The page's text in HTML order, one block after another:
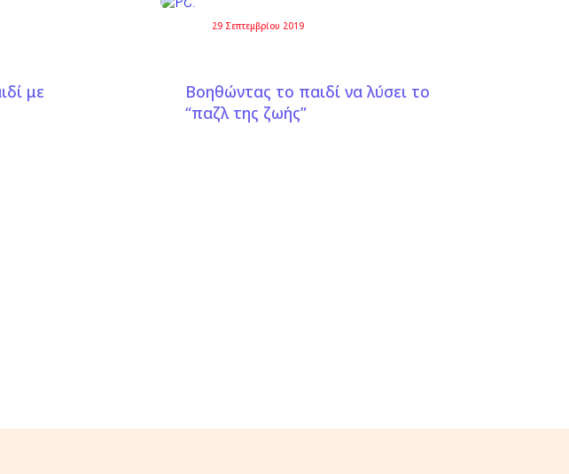
με
29 Σεπτεμβρίου 2019
Βοηθώντας το παιδί να λύσει το
“παζλ της ζωής”